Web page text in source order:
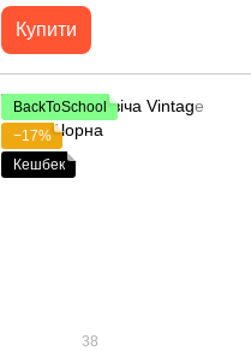
Купити
BackToSchool
−17%
Кешбек
38